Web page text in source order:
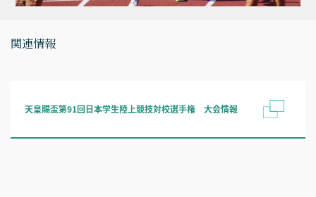
関連情報
天皇賜盃第91回日本学生陸上競技対校選手権 大会情報